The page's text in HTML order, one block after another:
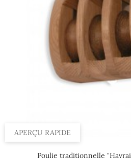
APERÇU RAPIDE
Poulie traditionnelle